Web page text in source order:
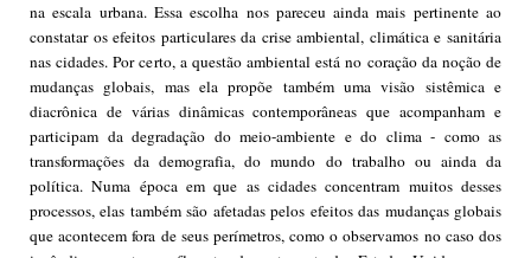
na escala urbana. Essa escolha nos pareceu ainda mais pertinente ao
constatar os efeitos particulares da crise ambiental, climática e sanitária
nas cidades. Por certo, a questão ambiental está no coração da noção de
mudanças globais, mas ela propõe também uma visão sistêmica e
diacrônica de várias dinâmicas contemporâneas que acompanham e
participam da degradação do meio-ambiente e do clima - como as
transformações da demografia, do mundo do trabalho ou ainda da
política. Numa época em que as cidades concentram muitos desses
processos, elas também são afetadas pelos efeitos das mudanças globais
que acontecem fora de seus perímetros, como o observamos no caso dos